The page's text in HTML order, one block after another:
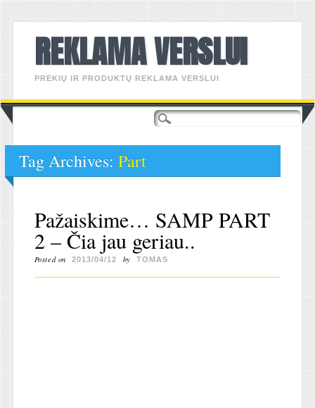
REKLAMA VERSLUI
PREKIŲ IR PRODUKTŲ REKLAMA VERSLUI
Main menu
Skip
to
Tag Archives: Part
Pažaiskime… SAMP PART
2 – Čia jau geriau..
Posted on 2013/04/12 by TOMAS